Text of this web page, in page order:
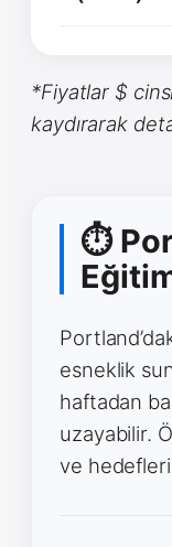
*Fiyatlar $
kaydırarak
⏱
esneklik
haftadan
uzayabilir.
ve